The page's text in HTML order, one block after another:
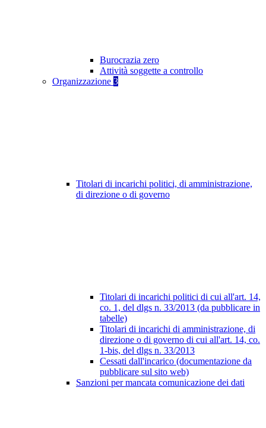
Burocrazia zero
Attività soggette a controllo
Organizzazione 3
Titolari di incarichi politici, di amministrazione,
di direzione o di governo
Titolari di incarichi politici di cui all'art. 14,
co. 1, del dlgs n. 33/2013 (da pubblicare in
tabelle)
Titolari di incarichi di amministrazione, di
direzione o di governo di cui all'art. 14, co.
1-bis, del dlgs n. 33/2013
Cessati dall'incarico (documentazione da
pubblicare sul sito web)
Sanzioni per mancata comunicazione dei dati